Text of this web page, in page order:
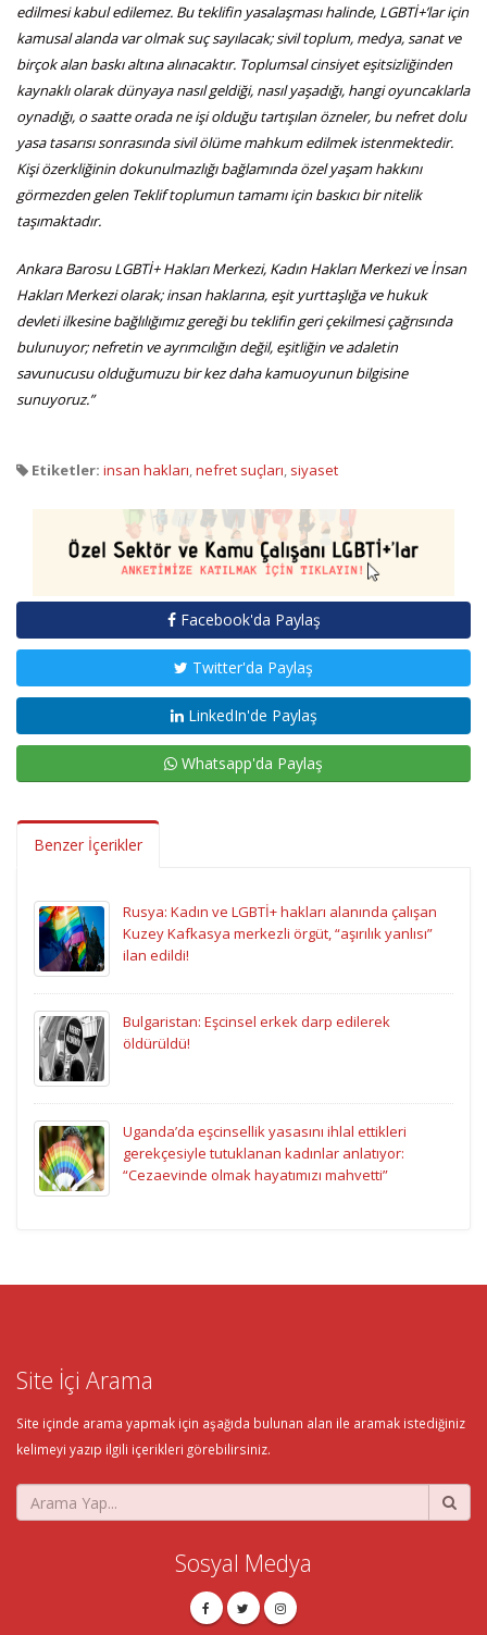
edilmesi kabul edilemez. Bu teklifin yasalaşması halinde, LGBTİ+’lar için
kamusal alanda var olmak suç sayılacak; sivil toplum, medya, sanat ve
birçok alan baskı altına alınacaktır. Toplumsal cinsiyet eşitsizliğinden
kaynaklı olarak dünyaya nasıl geldiği, nasıl yaşadığı, hangi oyuncaklarla
oynadığı, o saatte orada ne işi olduğu tartışılan özneler, bu nefret dolu
yasa tasarısı sonrasında sivil ölüme mahkum edilmek istenmektedir.
Kişi özerkliğinin dokunulmazlığı bağlamında özel yaşam hakkını
görmezden gelen Teklif toplumun tamamı için baskıcı bir nitelik
taşımaktadır.
Ankara Barosu LGBTİ+ Hakları Merkezi, Kadın Hakları Merkezi ve İnsan
Hakları Merkezi olarak; insan haklarına, eşit yurttaşlığa ve hukuk
devleti ilkesine bağlılığımız gereği bu teklifin geri çekilmesi çağrısında
bulunuyor; nefretin ve ayrımcılığın değil, eşitliğin ve adaletin
savunucusu olduğumuzu bir kez daha kamuoyunun bilgisine
sunuyoruz.”
Etiketler: insan hakları nefret suçları siyaset
Facebook'da Paylaş
Twitter'da Paylaş
LinkedIn'de Paylaş
Whatsapp'da Paylaş
Benzer İçerikler
Rusya: Kadın ve LGBTİ+ hakları alanında çalışan
Kuzey Kafkasya merkezli örgüt, “aşırılık yanlısı”
ilan edildi!
Bulgaristan: Eşcinsel erkek darp edilerek
öldürüldü!
Uganda’da eşcinsellik yasasını ihlal ettikleri
gerekçesiyle tutuklanan kadınlar anlatıyor:
“Cezaevinde olmak hayatımızı mahvetti”
Site İçi Arama
Site içinde arama yapmak için aşağıda bulunan alan ile aramak istediğiniz
kelimeyi yazıp ilgili içerikleri görebilirsiniz.
Sosyal Medya